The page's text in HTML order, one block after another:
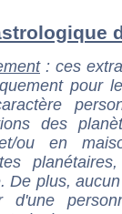
: ces
pour
des
ou en
De plus,
d'une